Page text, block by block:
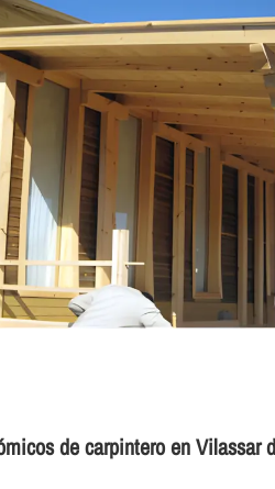
de carpintero en Vilassar